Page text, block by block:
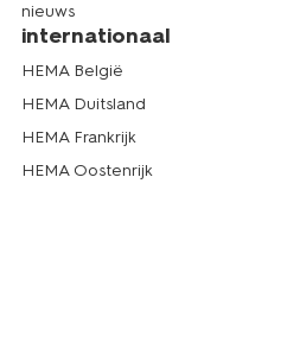
nieuws
internationaal
HEMA België
HEMA Duitsland
HEMA Frankrijk
HEMA Oostenrijk